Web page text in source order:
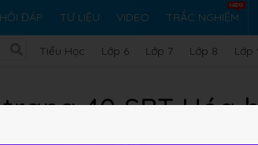
HỎI ĐÁP TƯ LIỆU VIDEO TRẮC NGHIỆM
Tiểu Học Lớp 6 Lớp 7 Lớp 8 Lớp
trang 40 SBT Hóa